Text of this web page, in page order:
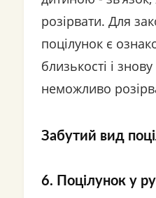
розірвати. Для
поцілунок є
близькості і
неможливо
Забутий вид
6. Поцілунок у